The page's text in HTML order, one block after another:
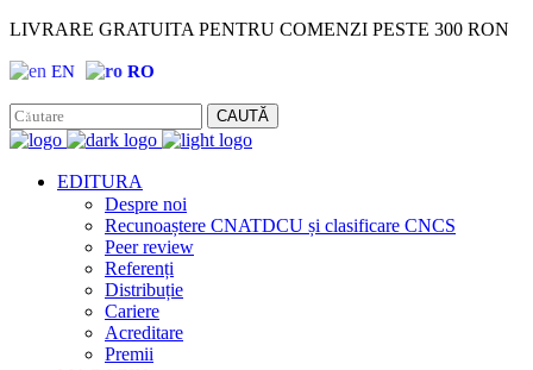
LIVRARE GRATUITA PENTRU COMENZI PESTE 300 RON
EN RO
CAUTĂ
EDITURA
Despre noi
Recunoaștere CNATDCU și clasificare CNCS
Peer review
Referenți
Distribuție
Cariere
Acreditare
Premii